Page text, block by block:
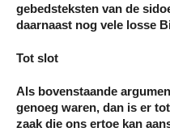
gebedsteksten van de
daarnaast nog vele losse
Tot slot
Als bovenstaande
genoeg waren, dan is er
zaak die ons ertoe kan